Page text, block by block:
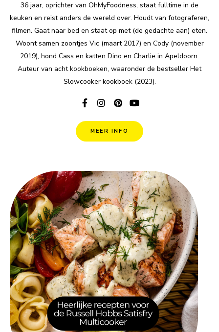
36 jaar, oprichter van OhMyFoodness, staat fulltime in de
keuken en reist anders de wereld over. Houdt van fotograferen,
filmen. Gaat naar bed en staat op met (de gedachte aan) eten.
Woont samen zoontjes Vic (maart 2017) en Cody (november
2019), hond Cass en katten Dino en Charlie in Apeldoorn.
Auteur van acht kookboeken, waaronder de bestseller Het
Slowcooker kookboek (2023).
MEER INFO